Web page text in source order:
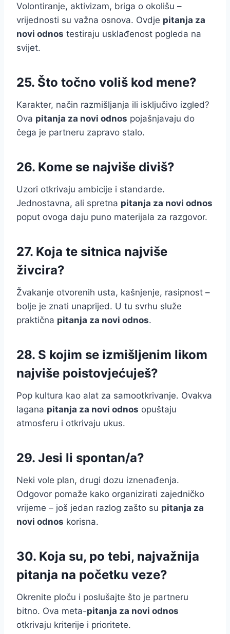
Volontiranje, aktivizam, briga o okolišu –
vrijednosti su važna osnova. Ovdje pitanja za
novi odnos testiraju usklađenost pogleda na
svijet.
25. Što točno voliš kod mene?
Karakter, način razmišljanja ili isključivo izgled?
Ova pitanja za novi odnos pojašnjavaju do
čega je partneru zapravo stalo.
26. Kome se najviše diviš?
Uzori otkrivaju ambicije i standarde.
Jednostavna, ali spretna pitanja za novi odnos
poput ovoga daju puno materijala za razgovor.
27. Koja te sitnica najviše
živcira?
Žvakanje otvorenih usta, kašnjenje, rasipnost –
bolje je znati unaprijed. U tu svrhu služe
praktična pitanja za novi odnos.
28. S kojim se izmišljenim likom
najviše poistovjećuješ?
Pop kultura kao alat za samootkrivanje. Ovakva
lagana pitanja za novi odnos opuštaju
atmosferu i otkrivaju ukus.
29. Jesi li spontan/a?
Neki vole plan, drugi dozu iznenađenja.
Odgovor pomaže kako organizirati zajedničko
vrijeme – još jedan razlog zašto su pitanja za
novi odnos korisna.
30. Koja su, po tebi, najvažnija
pitanja na početku veze?
Okrenite ploču i poslušajte što je partneru
bitno. Ova meta-pitanja za novi odnos
otkrivaju kriterije i prioritete.